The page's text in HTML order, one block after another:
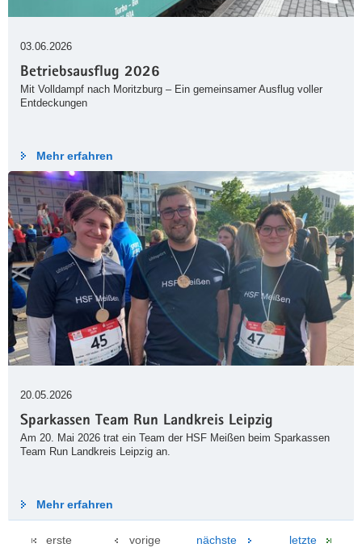
03.06.2026
Betriebsausflug 2026
Mit Volldampf nach Moritzburg – Ein gemeinsamer Ausflug voller
Entdeckungen
Mehr erfahren
20.05.2026
Sparkassen Team Run Landkreis Leipzig
Am 20. Mai 2026 trat ein Team der HSF Meißen beim Sparkassen
Team Run Landkreis Leipzig an.
Mehr erfahren
erste vorige nächste letzte